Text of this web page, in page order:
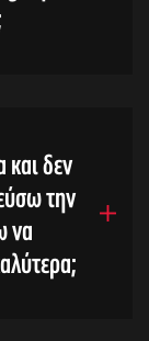
και δεν
την
να